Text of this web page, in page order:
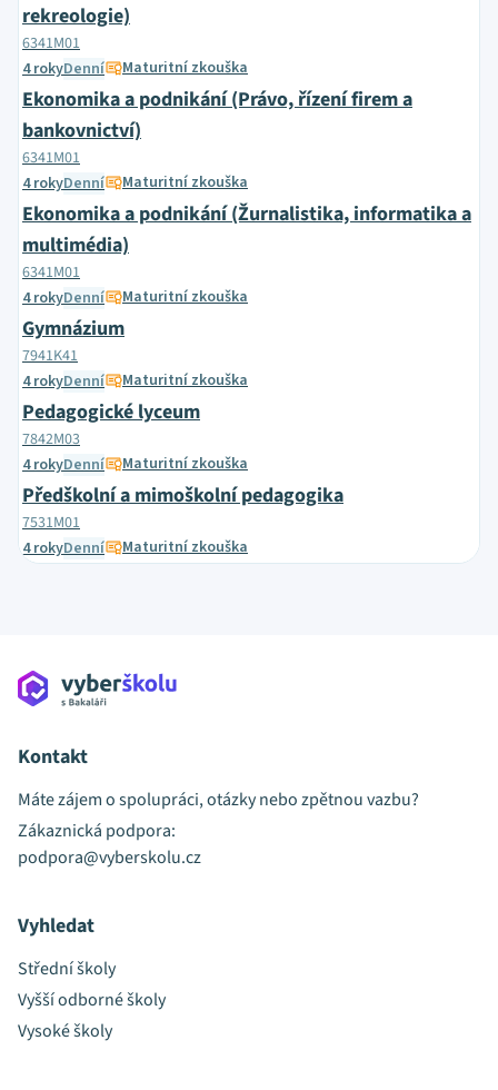
rekreologie)
6341M01
4 rokyDenní Maturitní zkouška
Ekonomika a podnikání (Právo, řízení firem a
bankovnictví)
6341M01
4 rokyDenní Maturitní zkouška
Ekonomika a podnikání (Žurnalistika, informatika a
multimédia)
6341M01
4 rokyDenní Maturitní zkouška
Gymnázium
7941K41
4 rokyDenní Maturitní zkouška
Pedagogické lyceum
7842M03
4 rokyDenní Maturitní zkouška
Předškolní a mimoškolní pedagogika
7531M01
4 rokyDenní Maturitní zkouška
Kontakt
Máte zájem o spolupráci, otázky nebo zpětnou vazbu?
Zákaznická podpora:
podpora@vyberskolu.cz
Vyhledat
Střední školy
Vyšší odborné školy
Vysoké školy